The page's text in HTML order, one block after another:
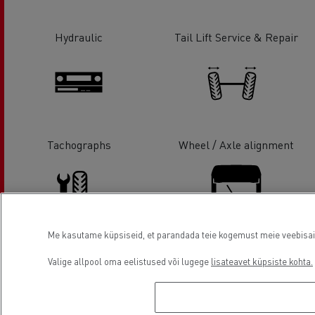
Hydraulic Tail Lift Service & Repair
Tachographs Wheel / Axle alignment
Me kasutame küpsiseid, et parandada teie kogemust meie
Valige allpool oma eelistused või lugege lisateavet küpsiste kohta.